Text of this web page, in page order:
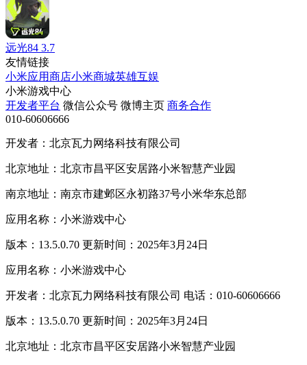
远光84 3.7
友情链接
小米应用商店小米商城英雄互娱
小米游戏中心
开发者平台 微信公众号 微博主页 商务合作
010-60606666
开发者：北京瓦力网络科技有限公司
北京地址：北京市昌平区安居路小米智慧产业园
南京地址：南京市建邺区永初路37号小米华东总部
应用名称：小米游戏中心
版本：13.5.0.70 更新时间：2025年3月24日
应用名称：小米游戏中心
开发者：北京瓦力网络科技有限公司 电话：010-60606666
版本：13.5.0.70 更新时间：2025年3月24日
北京地址：北京市昌平区安居路小米智慧产业园